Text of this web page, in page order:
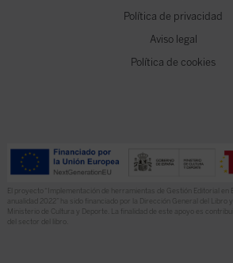
Política de privacidad
Aviso legal
Política de cookies
El proyecto “Implementación de herramientas de Gestión Editorial en
anualidad 2022” ha sido financiado por la Dirección General del Libro
Ministerio de Cultura y Deporte. La finalidad de este apoyo es
del sector del libro.